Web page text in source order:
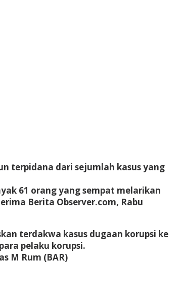
terpidana dari sejumlah kasus yang
61 orang yang sempat melarikan
Berita Observer.com, Rabu
terdakwa kasus dugaan korupsi ke
pelaku korupsi.
M Rum (BAR)